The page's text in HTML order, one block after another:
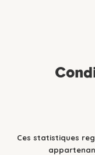
Ces statistiques